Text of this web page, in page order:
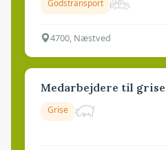
Godstransport
4700, Næstved
Medarbejdere til
Grise